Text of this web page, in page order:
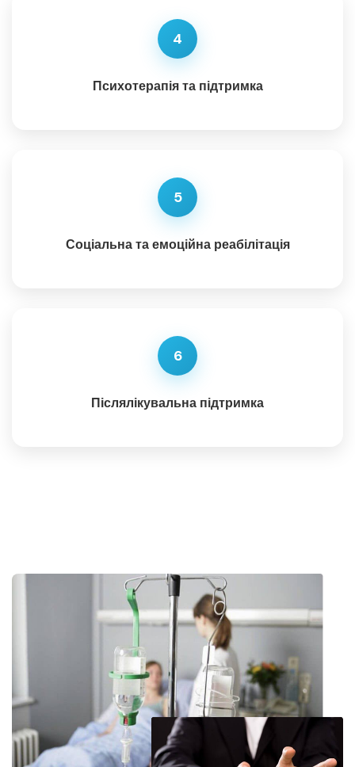
4
Психотерапія та підтримка
5
Соціальна та емоційна реабілітація
6
Післялікувальна підтримка